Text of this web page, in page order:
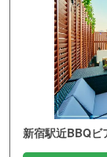
新宿駅近BBQ